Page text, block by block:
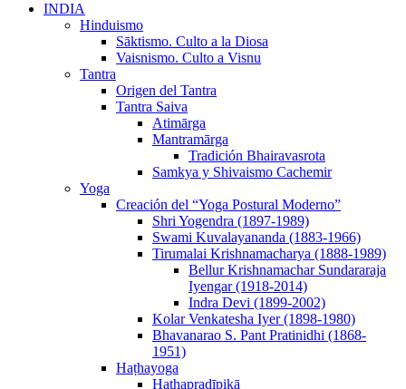
INDIA
Hinduismo
Sāktismo. Culto a la Diosa
Vaisnismo. Culto a Visnu
Tantra
Origen del Tantra
Tantra Saiva
Atimārga
Mantramārga
Tradición Bhairavasrota
Samkya y Shivaismo Cachemir
Yoga
Creación del “Yoga Postural Moderno”
Shri Yogendra (1897-1989)
Swami Kuvalayananda (1883-1966)
Tirumalai Krishnamacharya (1888-1989)
Bellur Krishnamachar Sundararaja
Iyengar (1918-2014)
Indra Devi (1899-2002)
Kolar Venkatesha Iyer (1898-1980)
Bhavanarao S. Pant Pratinidhi (1868-
1951)
Haṭhayoga
Haṭhapradīpikā